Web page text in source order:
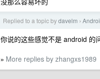
Replied to a topic bydavelm ›
你说的这些感觉不是 android 的
» More replies by zhangxs1989